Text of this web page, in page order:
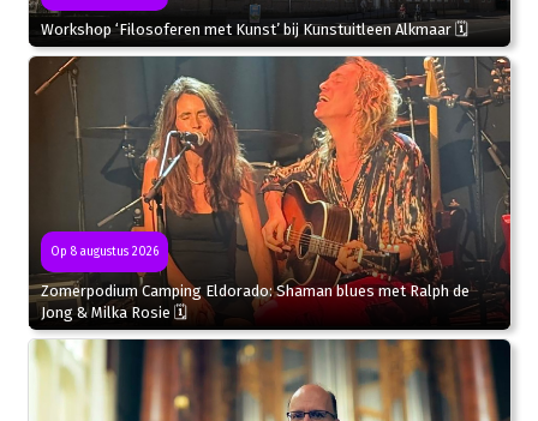
Workshop ‘Filosoferen met Kunst’ bij Kunstuitleen Alkmaar 🗓
Op 8 augustus 2026
Zomerpodium Camping Eldorado: Shaman blues met Ralph de
Jong & Milka Rosie 🗓